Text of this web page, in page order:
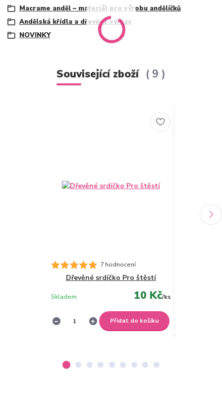
Macrame anděl – materiál pro výrobu andělíčků
Andělská křídla a dřevěné výřezy
NOVINKY
Související zboží 9
7 hodnocení
Dřevěné srdíčko Pro štěstí
10 Kč/ks
Skladem
Přidat do košíku